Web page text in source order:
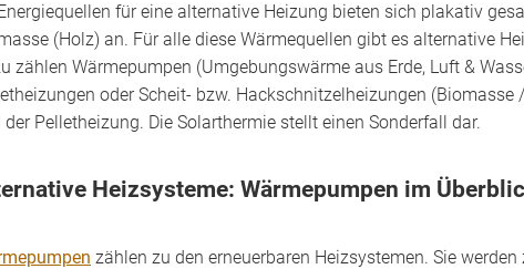
für eine alternative Heizung bieten sich plakativ
(Holz) an. Für alle diese Wärmequellen gibt es alternative
zählen Wärmepumpen (Umgebungswärme aus Erde, Luft &
oder Scheit- bzw. Hackschnitzelheizungen
der Pelletheizung. Die Solarthermie stellt einen Sonderfall dar.
Heizsysteme: Wärmepumpen im
zählen zu den erneuerbaren Heizsystemen. Sie